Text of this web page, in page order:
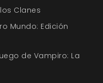
Clanes
Mundo: Edición
de Vampiro: La